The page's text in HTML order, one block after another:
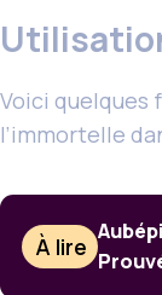
Voici quelques
l’immortelle
À lire